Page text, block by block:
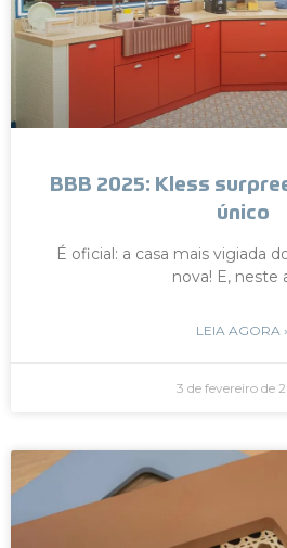
BBB 2025: Kless
único
É oficial: a casa mais vigiada
nova! E, neste
LEIA AGORA
3 de fevereiro de